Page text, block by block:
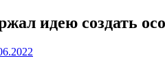
идею создать